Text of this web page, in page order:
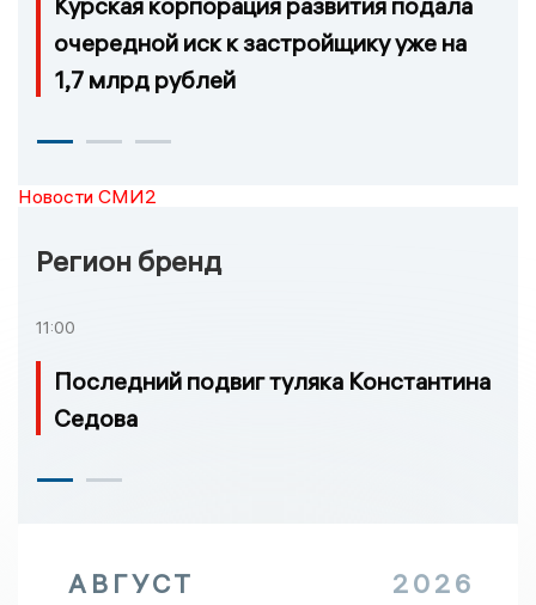
очередной иск к застройщику уже на
1,7 млрд рублей
Новости СМИ2
Регион бренд
11:00
Последний подвиг туляка Константина
Седова
АВГУСТ 2026